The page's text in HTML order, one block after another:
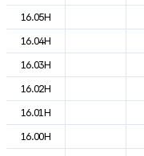
16.05H
16.04H
16.03H
16.02H
16.01H
16.00H